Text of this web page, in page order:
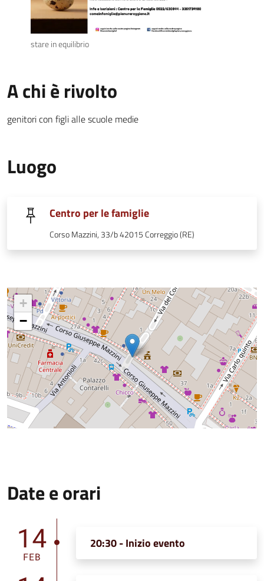
stare in equilibrio
A chi è rivolto
genitori con figli alle scuole medie
Luogo
Centro per le famiglie
Corso Mazzini, 33/b 42015 Correggio (RE)
+
−
Date e orari
14
FEB
20:30 - Inizio evento